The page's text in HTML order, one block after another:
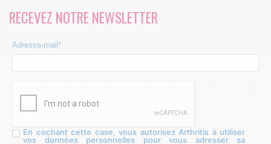
RECEVEZ NOTRE NEWSLETTER
Adresse-mail*
En cochant cette case, vous autorisez Arthritis à utiliser
vos données personnelles pour vous adresser sa